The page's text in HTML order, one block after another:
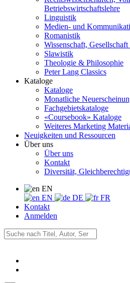
Betriebswirtschaftslehre
Linguistik
Medien- und
Romanistik
Wissenschaft,
Slawistik
Theologie & Philosophie
Peter Lang Classics
Kataloge
Kataloge
Monatliche
Fachgebietskataloge
«Coursebook» Kataloge
Weiteres Marketing
Neuigkeiten und Ressourcen
Über uns
Über uns
Kontakt
Diversität,
EN
EN
DE
FR
Kontakt
Anmelden